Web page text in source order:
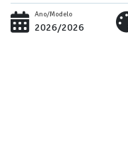
Ano/Modelo
2026/2026